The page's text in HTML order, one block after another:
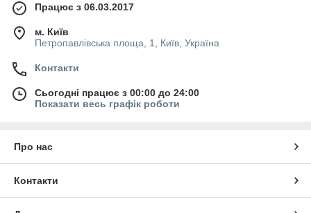
Працює з 06.03.2017
м. Київ
Петропавлівська площа, 1, Київ, Україна
Контакти
Сьогодні працює з 00:00 до 24:00
Показати весь графік роботи
Про нас
Контакти